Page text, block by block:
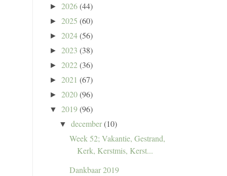
► 2026(44)
► 2025 (60)
► 2024(56)
► 2023 (38)
► 2022(36)
► 2021 (67)
► 2020(96)
▼ 2019(96)
▼ december(10)
Week 52; Vakantie, Gestrand,
Kerk, Kerstmis, Kerst...
Dankbaar 2019